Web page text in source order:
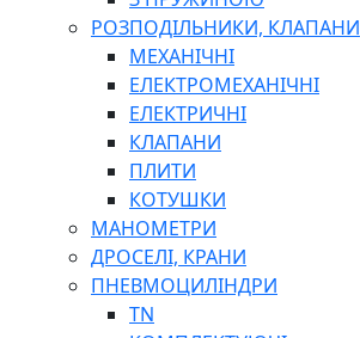
РОЗПОДІЛЬНИКИ, КЛАПАНИ
МЕХАНІЧНІ
ЕЛЕКТРОМЕХАНІЧНІ
ЕЛЕКТРИЧНІ
КЛАПАНИ
ПЛИТИ
КОТУШКИ
МАНОМЕТРИ
ДРОСЕЛІ, КРАНИ
ПНЕВМОЦИЛІНДРИ
TN